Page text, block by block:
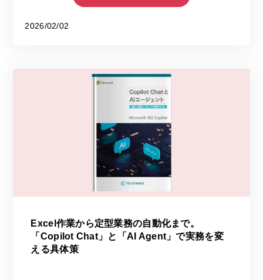
2026/02/02
Excel作業から定型業務の自動化まで。
「Copilot Chat」と「AI Agent」で実務を変
える具体策